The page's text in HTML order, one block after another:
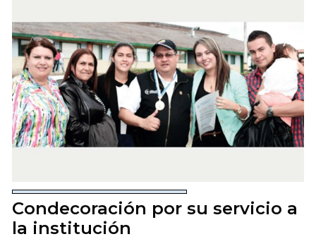
Condecoración por su servicio a
la institución